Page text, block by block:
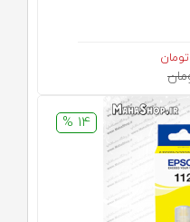
تومان
14 %